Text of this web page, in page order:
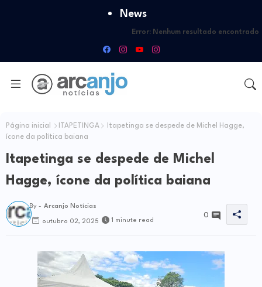
News
Error: Nenhum resultado encontrado
Página inicial ITAPETINGA
Itapetinga se despede de Michel Hagge,
ícone da política baiana
Itapetinga se despede de Michel
Hagge, ícone da política baiana
By - Arcanjo Notícias
outubro 02, 2025 1 minute read
0